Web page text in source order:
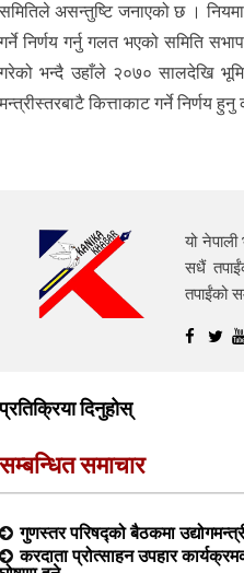
समितिले असन्तुष्टि जनाएको छ ।
गर्ने निर्णय गर्नु गलत भएको समिति
गरेको भन्दै उहाँले २०७० सालदेखि भूमि
मन्त्रीस्तरबाटै कित्ताकाट गर्ने निर्णय
यो
सधैं
तपाईंको
प्रतिक्रिया दिनुहोस्
सम्बन्धित समाचार
गुणस्तर परिषद्को बैठकमा
करदाता प्रोत्साहन उपहार